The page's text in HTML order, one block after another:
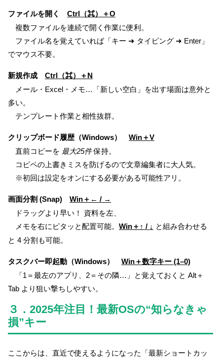
ファイルを開く
Ctrl（⌘）＋O
複数ファイルを連続で開く作業に便利。
ファイル名を覚えていれば「キー ➜ タイピング ➜ Enter」
でマウス不要。
新規作成
Ctrl（⌘）＋N
メール・Excel・メモ…「新しい空白」を出す場面は意外と
多い。
テンプレート作業と相性抜群。
クリップボード履歴（Windows）
Win＋V
直前コピーを 最大25件保持。
コピペの上書きミスを防げるので文章編集者に大人気。
※初回は設定をオンにする必要がある可能性アリ。
画面分割 (Snap)
Win＋← / →
ドラッグより早い！ 資料を左、
メモを右にピタッと配置可能。 Win＋↑ / ↓ と組み合わせる
と 4 分割も可能。
タスクバー即起動（Windows）
Win＋数字キー (1–0)
「1＝最左のアプリ、2＝その隣…」と覚えておくと Alt＋
Tab より狙い撃ちしやすい。
３．2025年注目！最新OSの“知らなきゃ
損”キー
ここからは、直近で使えるようになった「最新ショートカッ